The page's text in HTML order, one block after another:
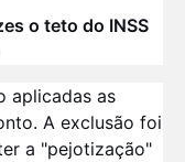
o teto do INSS
aplicadas as
A exclusão foi
a "pejotização"